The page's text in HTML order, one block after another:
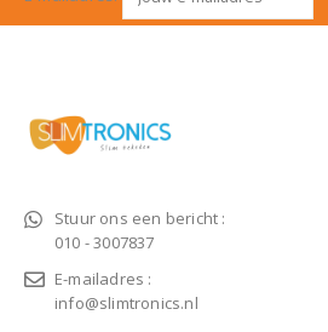
Stuur ons een bericht :
010 - 3007837
E-mailadres :
info@slimtronics.nl